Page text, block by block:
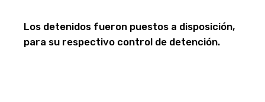
Los detenidos fueron puestos a disposición,
para su respectivo control de detención.